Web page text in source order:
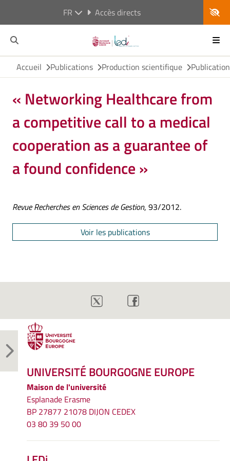
FR Accès directs
Accueil Publications Production scientifique
« Networking Healthcare from
a competitive call to a medical
cooperation as a guarantee of
a found confidence »
Revue Recherches en Sciences de Gestion, 93/2012.
Voir les publications
UNIVERSITÉ BOURGOGNE EUROPE
Maison de l'université
Esplanade Erasme
BP 27877 21078 DIJON CEDEX
03 80 39 50 00